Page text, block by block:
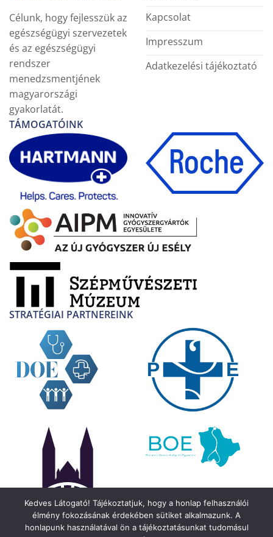
Célunk, hogy fejlesszük az
egészségügyi szervezetek
és az egészségügyi
rendszer
menedzsmentjének
magyarországi
gyakorlatát.
Kapcsolat
Impresszum
Adatkezelési tájékoztató
TÁMOGATÓINK
STRATÉGIAI PARTNEREINK
Kedves Látogató! Tájékoztatjuk, hogy a honlap felhasználói
élmény fokozásának érdekében sütiket alkalmazunk. A
honlapunk használatával ön a tájékoztatásunkat tudomásul